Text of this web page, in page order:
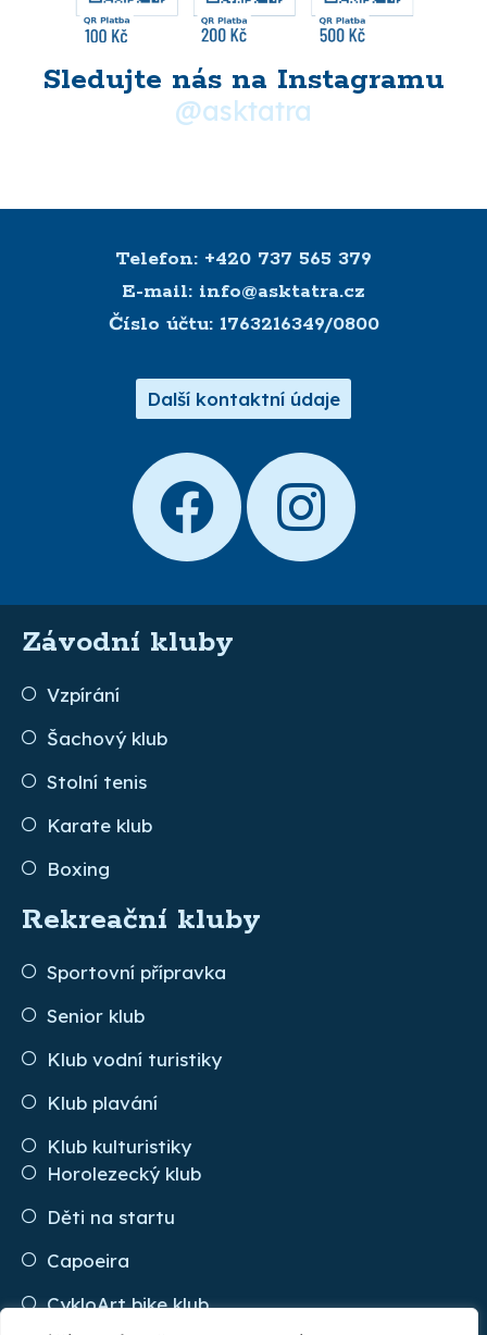
Sledujte nás na Instagramu
@asktatra
Telefon: +420 737 565 379
E-mail: info@asktatra.cz
Číslo účtu: 1763216349/0800
Další kontaktní údaje
Závodní kluby
Vzpírání
Šachový klub
Stolní tenis
Karate klub
Boxing
Rekreační kluby
Sportovní přípravka
Senior klub
Klub vodní turistiky
Klub plavání
Klub kulturistiky
Horolezecký klub
Děti na startu
Capoeira
CykloArt bike klub